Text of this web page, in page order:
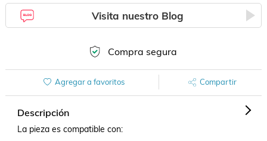
Visita nuestro Blog
Compra segura
Agregar a favoritos Compartir
Descripción
La pieza es compatible con: